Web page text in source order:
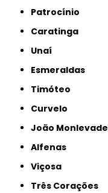
Patrocínio
Caratinga
Unaí
Esmeraldas
Timóteo
Curvelo
João Monlevade
Alfenas
Viçosa
Três Corações